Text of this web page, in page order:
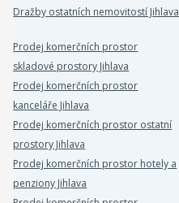
Dražby ostatních nemovitostí Jihlava
Prodej komerčních prostor
skladové prostory Jihlava
Prodej komerčních prostor
kanceláře Jihlava
Prodej komerčních prostor ostatní
prostory Jihlava
Prodej komerčních prostor hotely a
penziony Jihlava